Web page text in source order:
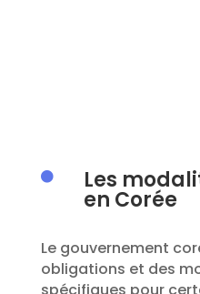
 Les
en Corée
Le gouvernement
obligations et des
spécifiques pour